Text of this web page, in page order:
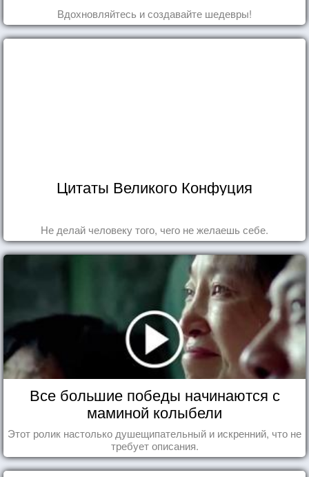
Вдохновляйтесь и создавайте шедевры!
Цитаты Великого Конфуция
Не делай человеку того, чего не желаешь себе.
Все большие победы начинаются с
маминой колыбели
Этот ролик настолько душещипательный и искренний, что не
требует описания.